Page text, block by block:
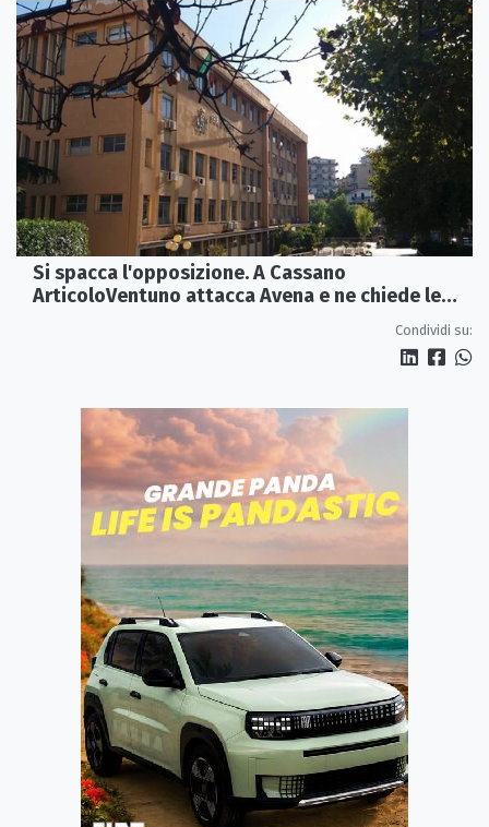
Si spacca l'opposizione. A Cassano
ArticoloVentuno attacca Avena e ne chiede le
Condividi su: